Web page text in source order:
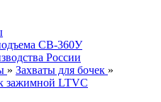
СВ-360У
России
» Захваты для бочек »
зажимной LTVC